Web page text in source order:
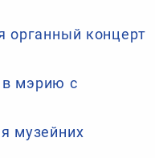
органный концерт
мэрию с
музейних